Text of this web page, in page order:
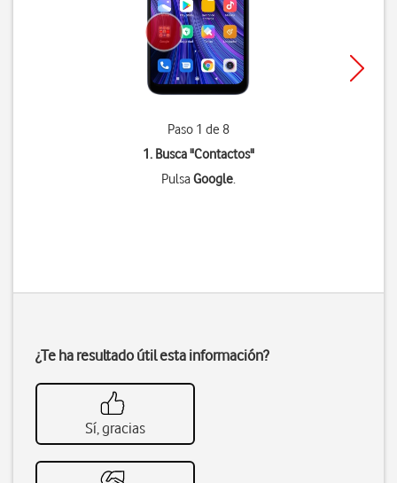
Paso 1 de 8
1. Busca "Contactos"
PulsaGoogle.
¿Te ha resultado útil esta información?
Sí, gracias